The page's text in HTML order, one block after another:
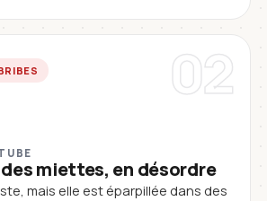
02
miettes, en désordre
mais elle est éparpillée dans des